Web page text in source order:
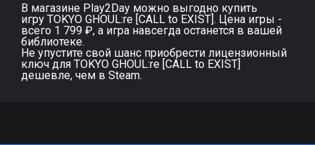
В магазине Play2Day можно выгодно купить
игру TOKYO GHOUL:re [CALL to EXIST]. Цена игры -
всего 1 799 ₽, а игра навсегда останется в вашей
библиотеке.
Не упустите свой шанс приобрести лицензионный
ключ для TOKYO GHOUL:re [CALL to EXIST]
дешевле, чем в Steam.